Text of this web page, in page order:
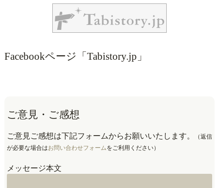
Facebookページ「Tabistory.jp」
ご意見・ご感想
ご意見ご感想は下記フォームからお願いいたします。
（返信
が必要な場合はお問い合わせフォームをご利用ください）
メッセージ本文